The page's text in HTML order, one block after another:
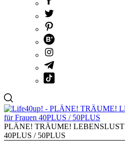
PLÄNE! TRÄUME!
40PLUS / 50PLUS